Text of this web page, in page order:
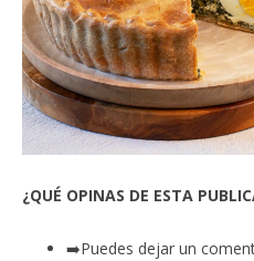
¿QUÉ OPINAS DE ESTA
➡️Puedes dejar un